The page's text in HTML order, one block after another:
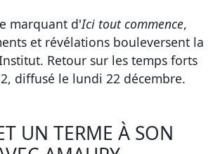
marquant d'Ici tout commence,
et révélations bouleversent la
Retour sur les temps forts
diffusé le lundi 22 décembre.
UN TERME À SON